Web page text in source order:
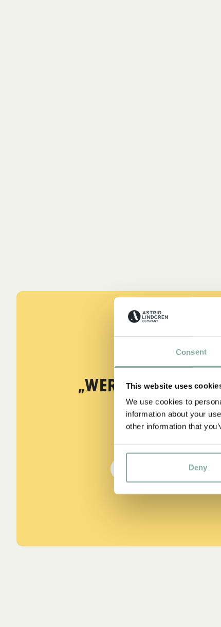
Consent
This website uses
We use cookies to
information about your
other information that
Deny
„Wer stark ist,
sein.“
aus Kennst du Pippi
DIE PIPPI-